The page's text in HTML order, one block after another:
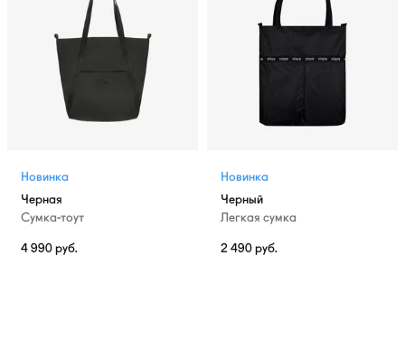
Новинка
Черная
Сумка-тоут
4 990 руб.
Новинка
Черный
Легкая сумка
2 490 руб.